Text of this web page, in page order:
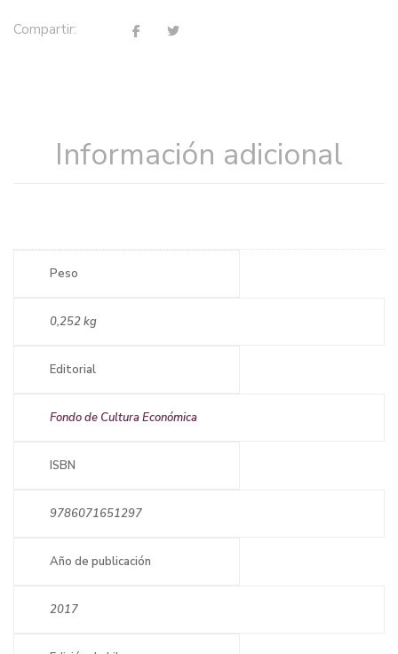
Compartir:
Información adicional
Peso
0,252 kg
Editorial
Fondo de Cultura Económica
ISBN
9786071651297
Año de publicación
2017